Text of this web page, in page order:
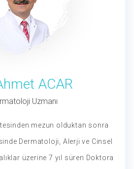
ACAR
Uzmanı
mezun olduktan sonra
Dermatoloji, Alerji ve Cinsel
üzerine 7 yıl süren Doktora